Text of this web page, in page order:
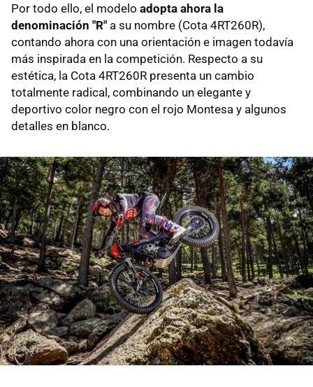
Por todo ello, el modelo adopta ahora la
denominación "R" a su nombre (Cota 4RT260R),
contando ahora con una orientación e imagen todavía
más inspirada en la competición. Respecto a su
estética, la Cota 4RT260R presenta un cambio
totalmente radical, combinando un elegante y
deportivo color negro con el rojo Montesa y algunos
detalles en blanco.